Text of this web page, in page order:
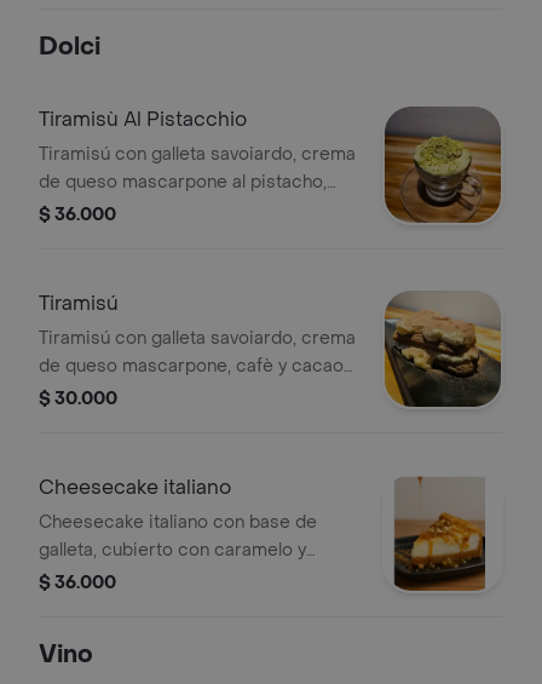
Dolci
Tiramisù Al Pistacchio
Tiramisú con galleta savoiardo, crema
de queso mascarpone al pistacho,
licor de chocolate y pistachos.
$ 36.000
Tiramisú
Tiramisú con galleta savoiardo, crema
de queso mascarpone, cafè y cacao
en polvo.
$ 30.000
Cheesecake italiano
Cheesecake italiano con base de
galleta, cubierto con caramelo y
nueces.
$ 36.000
Vino